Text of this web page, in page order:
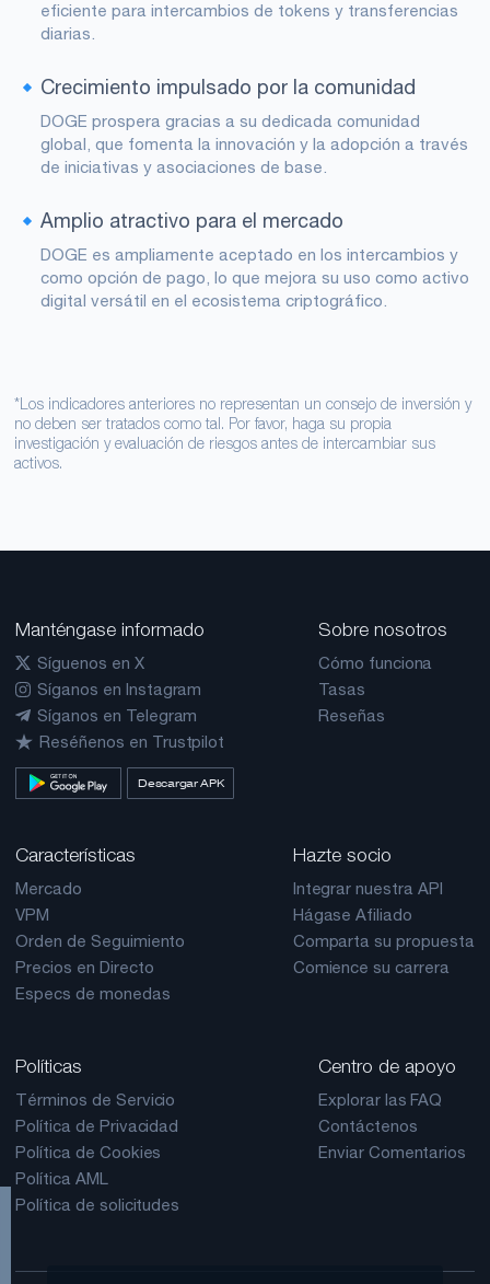
eficiente para intercambios de tokens y transferencias
diarias.
Crecimiento impulsado por la comunidad
DOGE prospera gracias a su dedicada comunidad
global, que fomenta la innovación y la adopción a través
de iniciativas y asociaciones de base.
Amplio atractivo para el mercado
DOGE es ampliamente aceptado en los intercambios y
como opción de pago, lo que mejora su uso como activo
digital versátil en el ecosistema criptográfico.
*Los indicadores anteriores no representan un consejo de inversión y
no deben ser tratados como tal. Por favor, haga su propia
investigación y evaluación de riesgos antes de intercambiar sus
activos.
Manténgase informado
Síguenos en X
Síganos en Instagram
Síganos en Telegram
Reséñenos en Trustpilot
Descargar APK
Sobre nosotros
Cómo funciona
Tasas
Reseñas
Características
Mercado
VPM
Orden de Seguimiento
Precios en Directo
Especs de monedas
Hazte socio
Integrar nuestra API
Hágase Afiliado
Comparta su propuesta
Comience su carrera
Políticas
Términos de Servicio
Política de Privacidad
Política de Cookies
Política AML
Política de solicitudes
Centro de apoyo
Explorar las FAQ
Contáctenos
Enviar Comentarios